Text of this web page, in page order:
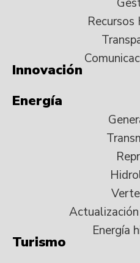
Recursos
Innovación
Energía
Energía
Turismo